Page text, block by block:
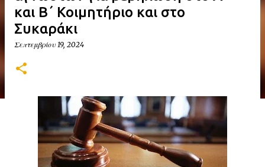
και Β΄ Κοιμητήριο και στο
Συκαράκι
Σεπτεμβρίου 19, 2024